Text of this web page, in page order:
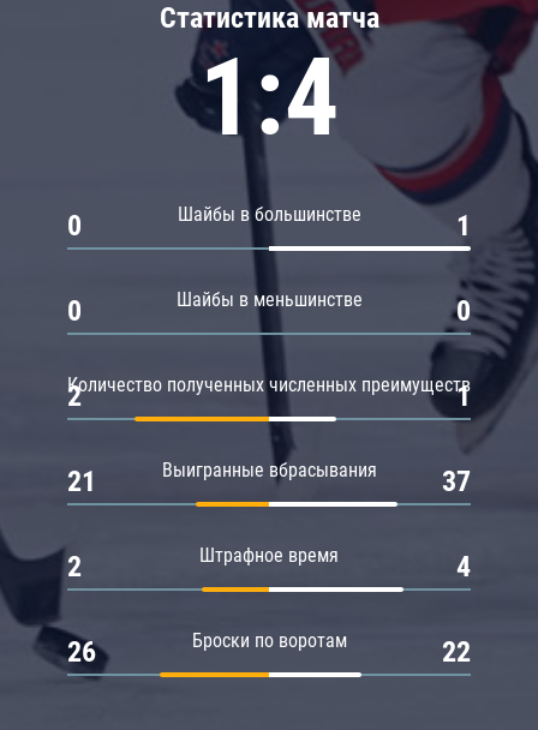
Статистика матча
1:4
Шайбы в большинстве
0 1
Шайбы в меньшинстве
0 0
Количество полученных численных преимуществ
2 1
Выигранные вбрасывания
21 37
Штрафное время
2 4
Броски по воротам
26 22